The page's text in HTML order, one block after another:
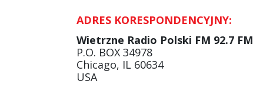
ADRES KORESPONDENCYJNY:
Wietrzne Radio Polski FM 92.7 FM
P.O. BOX 34978
Chicago, IL 60634
USA
Krzysztof Wawer:
Komentator
facebook